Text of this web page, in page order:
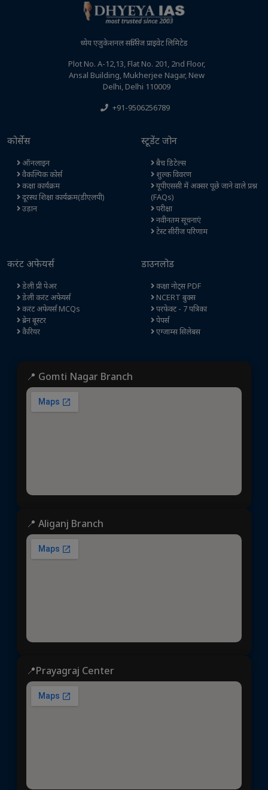
ध्येय एजुकेशनल सर्विसेज प्राइवेट लिमिटेड
Plot No. A-12,13, Flat No. 201, 2nd Floor,
Ansal Building, Mukherjee Nagar, New
Delhi, Delhi 110009
+91-9506256789
कोर्सेस
ऑनलाइन
वैकल्पिक कोर्स
कक्षा कार्यक्रम
दूरस्थ शिक्षा कार्यक्रम(डीएलपी)
उड़ान
स्टूडेंट जोन
बैच डिटेल्स
शुल्क विवरण
यूपीएससी में अक्सर पूछे जाने वाले प्रश्न
(FAQs)
परीक्षा
नवीनतम सूचनाएं
टेस्ट सीरीज परिणाम
करंट अफेयर्स
डेली प्री पेअर
डेली करंट अफेयर्स
करंट अफेयर्स MCQs
ब्रेन बूस्टर
कैरियर
डाउनलोड
कक्षा नोट्स PDF
NCERT बुक्स
परफेक्ट - 7 पत्रिका
पेपर्स
एग्जाम्स सिलेबस
📍 Gomti Nagar Branch
📍 Aliganj Branch
📍Prayagraj Center